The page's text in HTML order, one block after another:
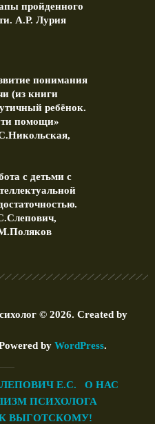
пройденного
А.Р. Лурия
понимания
(из книги
ребёнок.
помощи»
с детьми с
© 2026. Created by
by WordPress.
Е.С.
О НАС
ПСИХОЛОГА
ВЫГОТСКОМУ!